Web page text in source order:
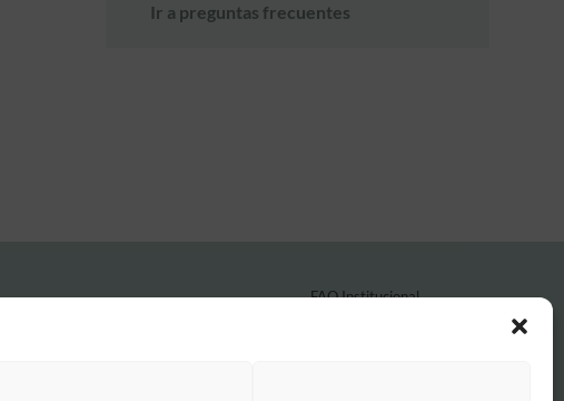
Ir a preguntas frecuentes
FAQ Institucional